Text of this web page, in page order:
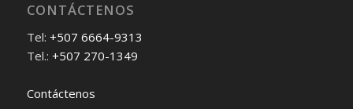
CONTÁCTENOS
Tel: +507 6664-9313
Tel.: +507 270-1349
Contáctenos